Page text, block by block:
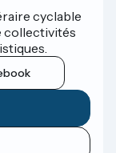
cyclable
collectivités